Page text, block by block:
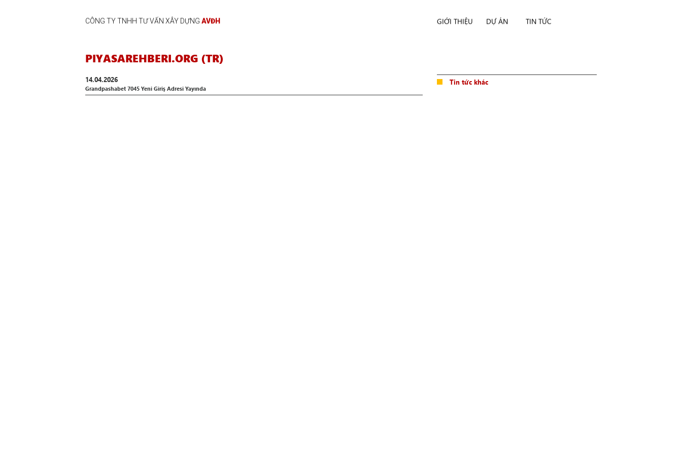
CÔNG TY TNHH TƯ VẤN XÂY DỰNG AVĐH GIỚI THIỆU DỰ ÁN TIN TỨC
PIYASAREHBERI.ORG (TR)
14.04.2026
Grandpashabet 7045 Yeni Giriş Adresi Yayında
Tin tức khác